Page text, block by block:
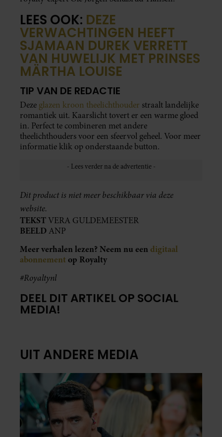
LEES OOK: DEZE
VERWACHTINGEN HEEFT
SJAMAAN DUREK VERRETT
VAN HUWELIJK MET PRINSES
MÄRTHA LOUISE
TIP VAN DE REDACTIE
Deze glazen kroon theelichthouder straalt landelijke
romantiek uit. Kaarslicht tovert er een warme gloed
in. Perfect te combineren met andere
theelichthouders voor een sfeervol geheel. Voor meer
informatie klik op onderstaande button.
Dit product is niet meer beschikbaar via deze
website.
TEKSTVERA GULDEMEESTER
BEELDANP
Meer verhalen lezen? Neem nu een digitaal
abonnement op Royalty
#Royaltynl
DEEL DIT ARTIKEL OP SOCIAL
MEDIA!
UIT ANDERE MEDIA